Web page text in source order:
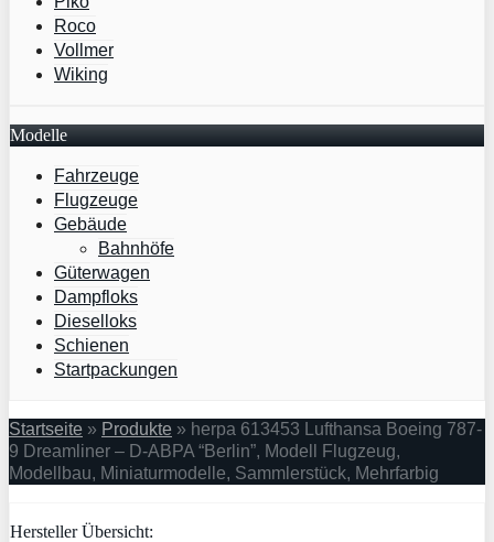
Roco
Vollmer
Wiking
Modelle
Fahrzeuge
Flugzeuge
Gebäude
Bahnhöfe
Güterwagen
Dampfloks
Dieselloks
Schienen
Startpackungen
Startseite » Produkte » herpa 613453 Lufthansa Boeing 787-
9 Dreamliner – D-ABPA “Berlin”, Modell Flugzeug,
Modellbau, Miniaturmodelle, Sammlerstück, Mehrfarbig
Hersteller Übersicht: